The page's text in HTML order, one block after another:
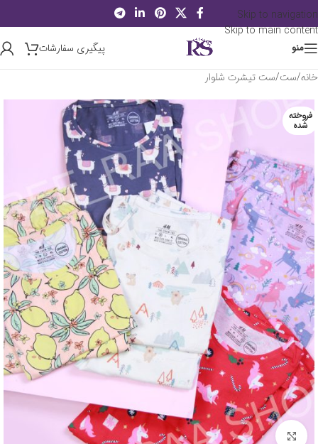
Skip to navigation
Skip to main content
منو
پیگیری سفارشات
خانه/ست/ست تیشرت شلوار
فروخته
شده
برای بزرگنمایی کلیک کنید